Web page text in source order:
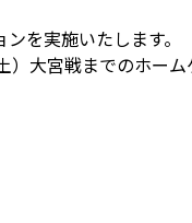
を実施いたします。
）大宮戦までのホー